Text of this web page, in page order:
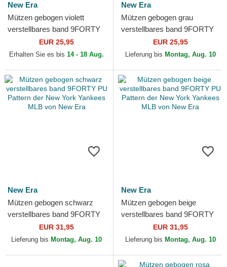
New Era
Mützen gebogen violett
verstellbares band 9FORTY
League Essential der New
York Yankees MLB von...
EUR 25,95
Erhalten Sie es bis 14 - 18 Aug.
New Era
Mützen gebogen grau
verstellbares band 9FORTY
Tonal der New York Yankees
MLB von New Era
EUR 25,95
Lieferung bis Montag, Aug. 10
New Era
Mützen gebogen schwarz
verstellbares band 9FORTY
PU Pattern der New York
Yankees MLB von New Era
EUR 31,95
Lieferung bis Montag, Aug. 10
New Era
Mützen gebogen beige
verstellbares band 9FORTY
PU Pattern der New York
Yankees MLB von New Era
EUR 31,95
Lieferung bis Montag, Aug. 10